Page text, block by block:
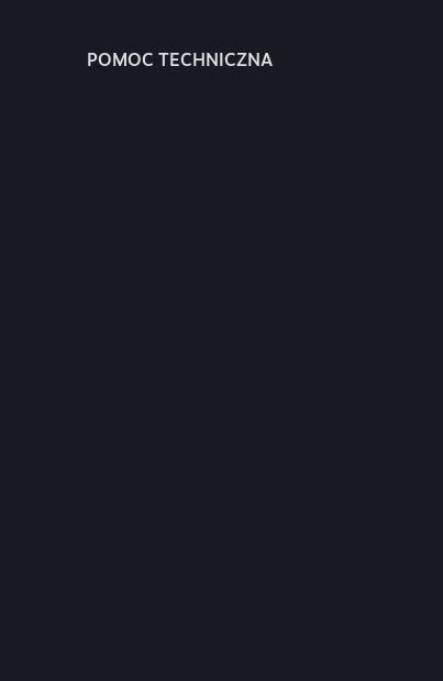
POMOC TECHNICZNA